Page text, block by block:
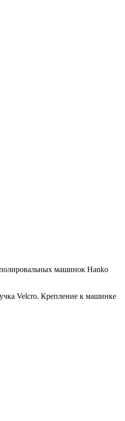
машинок Hanko
Velcro. Крепление к машинке